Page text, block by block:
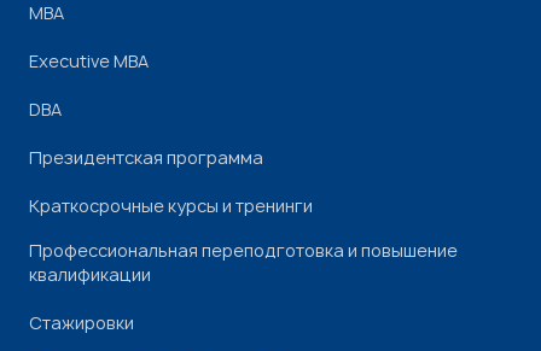
МВА
Executive MBA
DBA
Президентская программа
Краткосрочные курсы и тренинги
Профессиональная переподготовка и повышение
квалификации
Стажировки